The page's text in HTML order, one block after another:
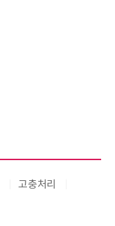
고충처리